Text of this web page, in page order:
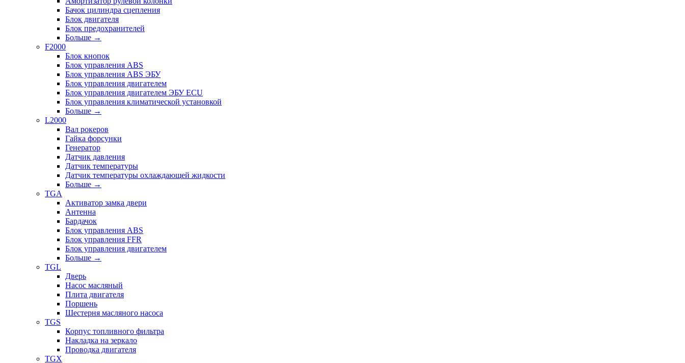
Бачок цилиндра сцепления
Блок двигателя
Блок предохранителей
Больше →
F2000
Блок кнопок
Блок управления ABS
Блок управления ABS ЭБУ
Блок управления двигателем
Блок управления двигателем ЭБУ ECU
Блок управления климатической установкой
Больше →
L2000
Вал рокеров
Гайка форсунки
Генератор
Датчик давления
Датчик температуры
Датчик температуры охлаждающей жидкости
Больше →
TGA
Активатор замка двери
Антенна
Бардачок
Блок управления ABS
Блок управления FFR
Блок управления двигателем
Больше →
TGL
Дверь
Насос масляный
Плита двигателя
Поршень
Шестерня масляного насоса
TGS
Корпус топливного фильтра
Накладка на зеркало
Проводка двигателя
TGX